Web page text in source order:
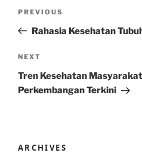
Previous
Post
PREVIOUS
Rahasia Kesehatan
Next
Post
NEXT
Tren Kesehatan
Perkembangan Terkini
ARCHIVES